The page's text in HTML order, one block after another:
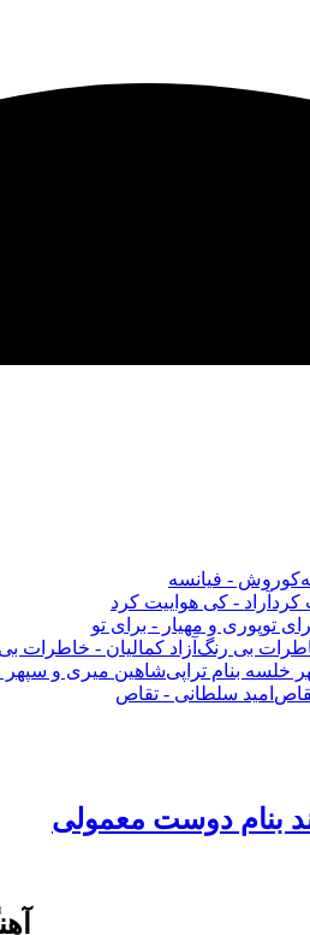
کوروش - فیانسه
آراد - کی هواییت کرد
پوری و مهیار - برای تو
آزاد کمالیان - خاطرات
شاهین میری و سپهر
امید سلطانی - تقاص
بنام دوست معمولی